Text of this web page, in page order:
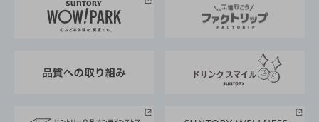
地域情報
サントリーサンバーズ大阪
サントリーが考えるサステナビリティ経営
企業概要